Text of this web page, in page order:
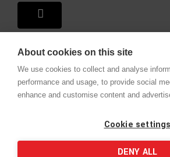
Copyright © 2025 – A Loja do Extintor .Todos
About cookies on this site
We use cookies to collect and analyse
performance and usage, to provide social
enhance and customise content and
Cookie settings
DENY ALL